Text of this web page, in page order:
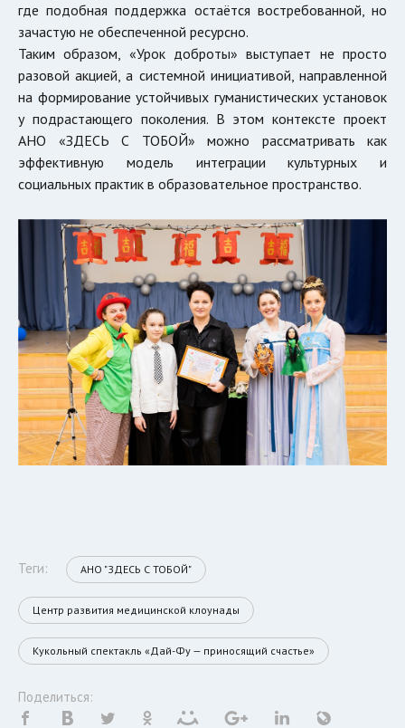
где подобная поддержка остаётся востребованной, но
зачастую не обеспеченной ресурсно.
Таким образом, «Урок доброты» выступает не просто
разовой акцией, а системной инициативой, направленной
на формирование устойчивых гуманистических установок
у подрастающего поколения. В этом контексте проект
АНО «ЗДЕСЬ С ТОБОЙ» можно рассматривать как
эффективную модель интеграции культурных и
социальных практик в образовательное пространство.
Теги: АНО "ЗДЕСЬ С ТОБОЙ"
Центр развития медицинской клоунады
Кукольный спектакль «Дай-Фу — приносящий счастье»
Поделиться: